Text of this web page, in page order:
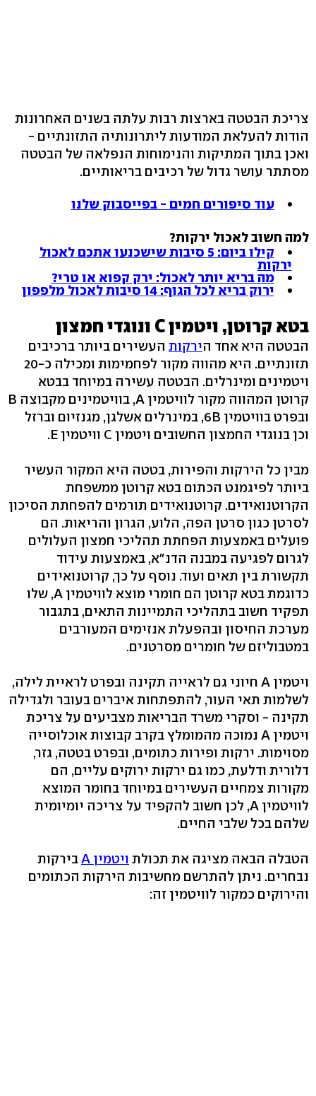
צריכת הבטטה בארצות רבות עלתה בשנים האחרונות
הודות להעלאת המודעות ליתרונותיה התזונתיים -
ואכן בתוך המתיקות והנימוחות הנפלאה של הבטטה
מסתתר עושר גדול של רכיבים בריאותיים.
עוד סיפורים חמים - בפייסבוק שלנו
למה חשוב לאכול ירקות?
קילו ביום: 5 סיבות שישכנעו אתכם לאכול
ירקות
מה בריא יותר לאכול: ירק קפוא או טרי?
ירוק בריא לכל הגוף: 14 סיבות לאכול מלפפון
בטא קרוטן, ויטמין C ונוגדי חמצון
הבטטה היא אחד הירקות העשירים ביותר ברכיבים
תזונתיים. היא מהווה מקור לפחמימות ומכילה כ-20
ויטמינים ומינרלים. הבטטה עשירה במיוחד בבטא
קרוטן המהווה מקור לוויטמין A, בוויטמינים מקבוצה B
ובפרט בוויטמין 6B, במינרלים אשלגן, מגנזיום וברזל
וכן בנוגדי החמצון החשובים ויטמין C וויטמין E.
מבין כל הירקות והפירות, בטטה היא המקור העשיר
ביותר לפיגמנט הכתום בטא קרוטן ממשפחת
הקרוטנואידים. קרוטנואידים תורמים להפחתת הסיכון
לסרטן כגון סרטן הפה, הלוע, הגרון והריאות. הם
פועלים באמצעות הפחתת תהליכי חמצון העלולים
לגרום לפגיעה במבנה הדנ"א, באמצעות עידוד
תקשורת בין תאים ועוד. נוסף על כך, קרוטנואידים
כדוגמת בטא קרוטן הם חומרי מוצא לוויטמין A, שלו
תפקיד חשוב בתהליכי התמיינות התאים, בתגבור
מערכת החיסון ובהפעלת אנזימים המעורבים
במטבוליזם של חומרים מסרטנים.
ויטמין A חיוני גם לראייה תקינה ובפרט לראיית לילה,
לשלמות תאי העור, להתפתחות איברים בעובר ולגדילה
תקינה - וסקרי משרד הבריאות מצביעים על צריכת
ויטמין A נמוכה מהמומלץ בקרב קבוצות אוכלוסייה
מסוימות. ירקות ופירות כתומים, ובפרט בטטה, גזר,
דלורית ודלעת, כמו גם ירקות ירוקים עליים, הם
מקורות צמחיים העשירים במיוחד בחומר המוצא
לוויטמין A, לכן חשוב להקפיד על צריכה יומיומית
שלהם בכל שלבי החיים.
הטבלה הבאה מציגה את תכולת ויטמין A
בירקות
נבחרים. ניתן להתרשם מחשיבות הירקות הכתומים
והירוקים כמקור לוויטמין זה: